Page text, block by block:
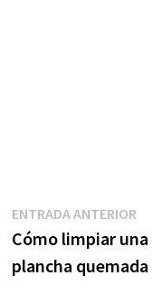
Navegación
de
entradas
ENTRADA ANTERIOR
Cómo limpiar una
plancha quemada